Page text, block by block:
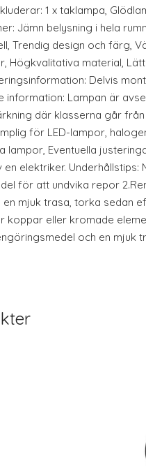
1 x taklampa,
Jämn belysning i hela
Trendig design och färg,
Högkvalitativa material,
Delvis
information: Lampan är
där klasserna går från
för LED-lampor,
lampor, Eventuella
elektriker. Underhållstips:
för att undvika repor
mjuk trasa, torka sedan
koppar eller kromade
och en mjuk